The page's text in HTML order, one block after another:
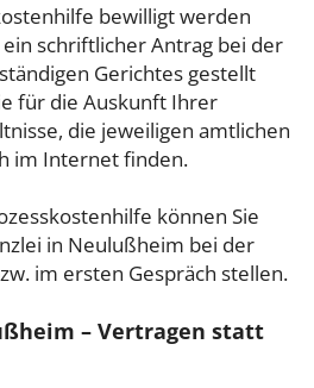
bewilligt werden
schriftlicher Antrag bei der
Gerichtes gestellt
für die Auskunft Ihrer
die jeweiligen amtlichen
im Internet finden.
können Sie
in Neulußheim bei der
im ersten Gespräch stellen.
– Vertragen statt